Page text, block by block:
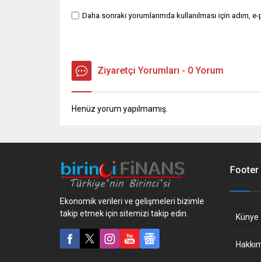
Daha sonraki yorumlarımda kullanılması için adım,
Ziyaretçi Yorumları - 0 Yorum
Henüz yorum yapılmamış.
Ekonomik verileri ve gelişmeleri bizimle
takip etmek için sitemizi takip edin.
Footer
Künye